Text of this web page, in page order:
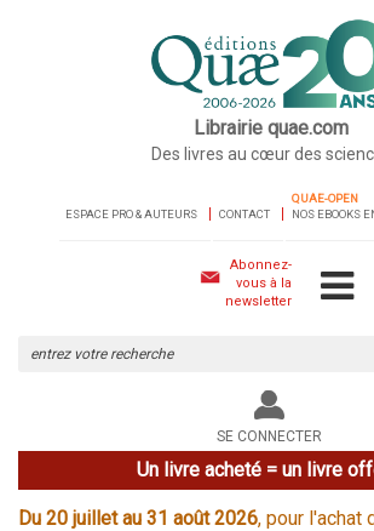
Librairie quae.com
Des livres au cœur des
ESPACE PRO & AUTEURS CONTACT
QUAE-OPEN
NOS EBOOKS
Abonnez-
vous à la
newsletter
le
site
SE CONNECTER
Un livre acheté = un livre
Du 20 juillet au 31 août 2026, pour l'achat